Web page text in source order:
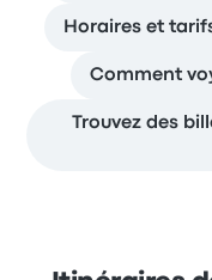
Horaires et
Comment
Trouvez des